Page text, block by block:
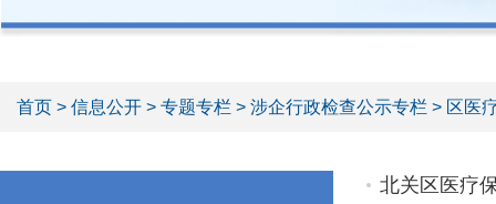
首页 > 信息公开 > 专题专栏 > 涉企行政检查公示专栏 > 区医
北关区医疗